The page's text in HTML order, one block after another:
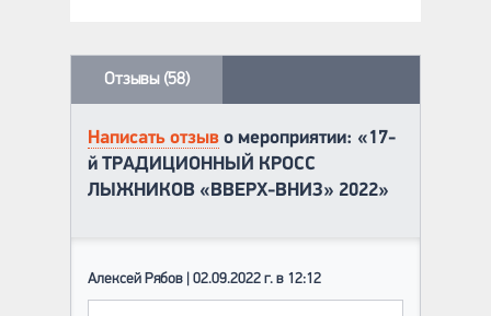
Отзывы (58)
Написать отзыв о мероприятии: «17-
й ТРАДИЦИОННЫЙ КРОСС
ЛЫЖНИКОВ «ВВЕРХ-ВНИЗ» 2022»
Алексей Рябов | 02.09.2022 г. в 12:12